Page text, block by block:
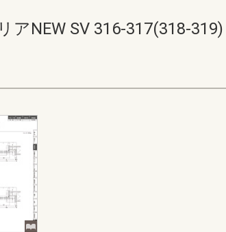
アNEW SV 316-317(318-319)